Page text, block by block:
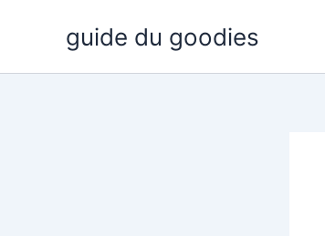
guide du goodies